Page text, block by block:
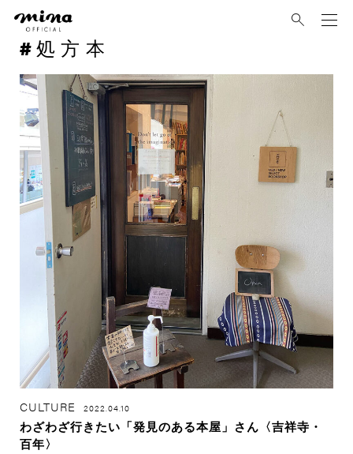
処方本
CULTURE 2022.04.10
わざわざ行きたい「発見のある本屋」さん〈吉祥寺・
百年〉